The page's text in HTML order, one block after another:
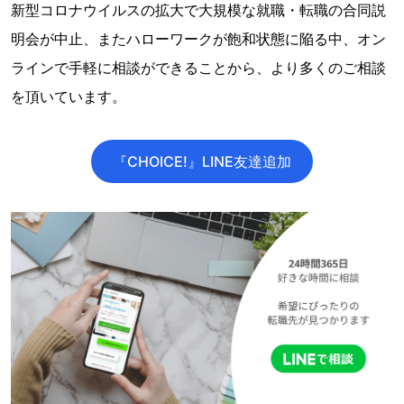
新型コロナウイルスの拡大で大規模な就職・転職の合同説
明会が中止、またハローワークが飽和状態に陥る中、オン
ラインで手軽に相談ができることから、より多くのご相談
を頂いています。
『CHOICE!』LINE友達追加